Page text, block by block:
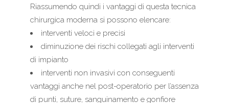
Riassumendo quindi i vantaggi di questa tecnica
chirurgica moderna si possono elencare:
interventi veloci e precisi
diminuzione dei rischi collegati agli interventi
di impianto
interventi non invasivi con conseguenti
vantaggi anche nel post-operatorio per l’assenza
di punti, suture, sanguinamento e gonfiore